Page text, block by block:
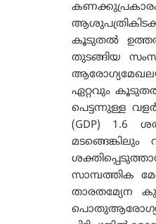
കൂടുതൽ
തുടങ്ങിയ
ഏറ്റവും
പെട്ടന്നുള്ള
(GDP) 1.6
സാമ്പത്തിക
താരതമ്യേന